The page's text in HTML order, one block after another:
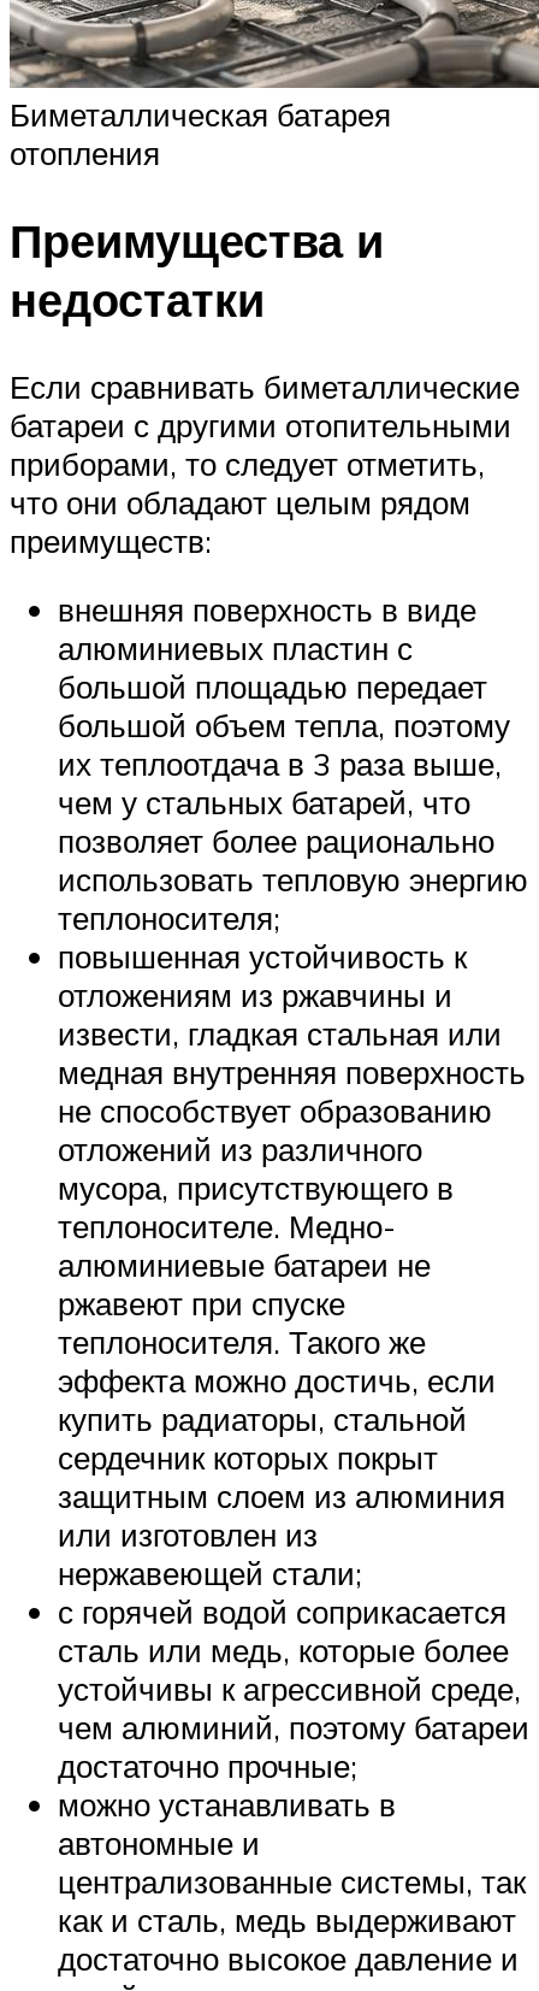
Биметаллическая батарея
отопления
Преимущества и
недостатки
Если сравнивать биметаллические
батареи с другими отопительными
приборами, то следует отметить,
что они обладают целым рядом
преимуществ:
внешняя поверхность в виде
алюминиевых пластин с
большой площадью передает
большой объем тепла, поэтому
их теплоотдача в 3 раза выше,
чем у стальных батарей, что
позволяет более рационально
использовать тепловую энергию
теплоносителя;
повышенная устойчивость к
отложениям из ржавчины и
извести, гладкая стальная или
медная внутренняя поверхность
не способствует образованию
отложений из различного
мусора, присутствующего в
теплоносителе. Медно-
алюминиевые батареи не
ржавеют при спуске
теплоносителя. Такого же
эффекта можно достичь, если
купить радиаторы, стальной
сердечник которых покрыт
защитным слоем из алюминия
или изготовлен из
нержавеющей стали;
с горячей водой соприкасается
сталь или медь, которые более
устойчивы к агрессивной среде,
чем алюминий, поэтому батареи
достаточно прочные;
можно устанавливать в
автономные и
централизованные системы, так
как и сталь, медь выдерживают
достаточно высокое давление и